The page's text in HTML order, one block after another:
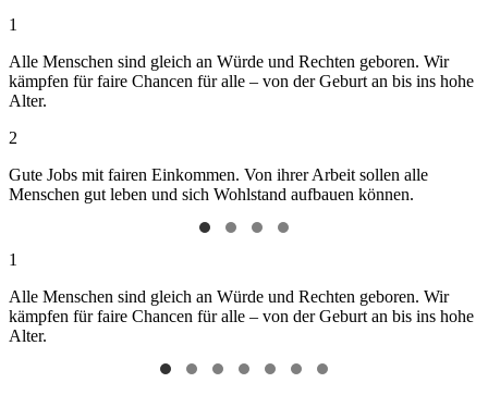
1
Alle Menschen sind gleich an Würde und Rechten geboren. Wir
kämpfen für faire Chancen für alle – von der Geburt an bis ins hohe
Alter.
2
Gute Jobs mit fairen Einkommen. Von ihrer Arbeit sollen alle
Menschen gut leben und sich Wohlstand aufbauen können.
1
Alle Menschen sind gleich an Würde und Rechten geboren. Wir
kämpfen für faire Chancen für alle – von der Geburt an bis ins hohe
Alter.